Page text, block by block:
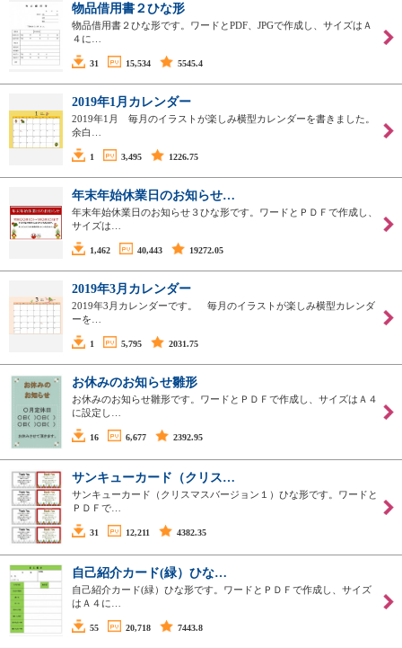
物品借用書２ひな形
物品借用書２ひな形です。ワードとPDF、JPGで作成し、サイズはＡ
４に…
31 15,534 5545.4
2019年1月カレンダー
2019年1月 毎月のイラストが楽しみ横型カレンダーを書きました。
余白…
1 3,495 1226.75
年末年始休業日のお知らせ…
年末年始休業日のお知らせ３ひな形です。ワードとＰＤＦで作成し、
サイズは…
1,462 40,443 19272.05
2019年3月カレンダー
2019年3月カレンダーです。 毎月のイラストが楽しみ横型カレンダ
ーを…
1 5,795 2031.75
お休みのお知らせ雛形
お休みのお知らせ雛形です。ワードとＰＤＦで作成し、サイズはＡ４
に設定し…
16 6,677 2392.95
サンキューカード（クリス…
サンキューカード（クリスマスバージョン１）ひな形です。ワードと
ＰＤＦで…
31 12,211 4382.35
自己紹介カード(緑）ひな…
自己紹介カード(緑）ひな形です。ワードとＰＤＦで作成し、サイズ
はＡ４に…
55 20,718 7443.8